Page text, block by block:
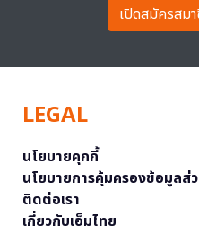
เปิดสมัครสม
LEGAL
นโยบายคุกกี้
นโยบายการคุ้มครองข้อมูลส่
ติดต่อเรา
เกี่ยวกับเอ็มไทย